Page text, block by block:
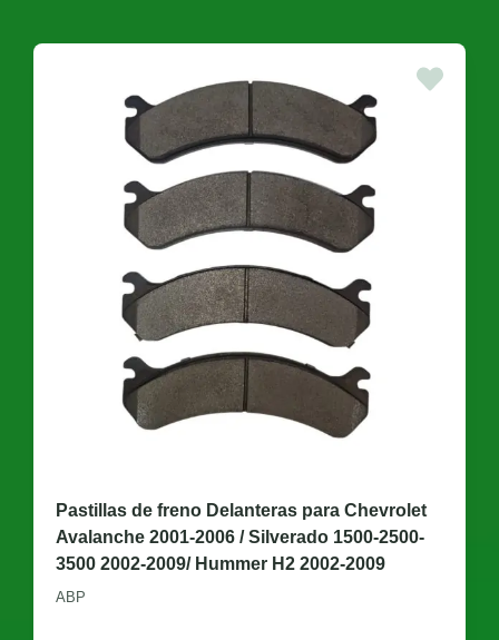
Pastillas de freno Delanteras para Chevrolet
Avalanche 2001-2006 / Silverado 1500-2500-
3500 2002-2009/ Hummer H2 2002-2009
ABP